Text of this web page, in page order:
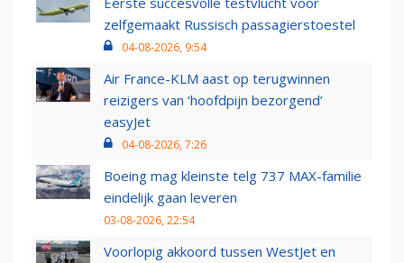
zelfgemaakt Russisch passagierstoestel
04-08-2026, 9:54
Air France-KLM aast op terugwinnen
reizigers van ‘hoofdpijn bezorgend’
easyJet
04-08-2026, 7:26
Boeing mag kleinste telg 737 MAX-familie
eindelijk gaan leveren
03-08-2026, 22:54
Voorlopig akkoord tussen WestJet en